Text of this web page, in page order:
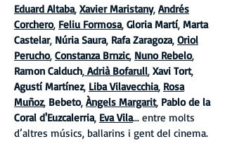
Eduard Altaba, Xavier Maristany, Andrés
Corchero, Feliu Formosa, Gloria Martí, Marta
Castelar, Núria Saura, Rafa Zaragoza, Oriol
Perucho, Constanza Brnzic, Nuno Rebelo,
Ramon Calduch, Adrià Bofarull, Xavi Tort,
Agustí Martínez, Liba Vilavecchia, Rosa
Muñoz, Bebeto, Àngels Margarit, Pablo de la
Coral d'Euzcalerria, Eva Vila... entre molts
d’altres músics, ballarins i gent del cinema.